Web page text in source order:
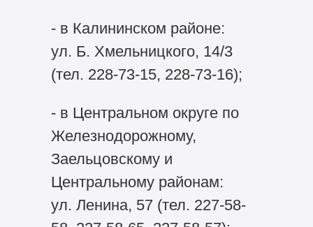
- в Калининском районе:
ул. Б. Хмельницкого, 14/3
(тел. 228-73-15, 228-73-16);
- в Центральном округе по
Железнодорожному,
Заельцовскому и
Центральному районам:
ул. Ленина, 57 (тел. 227-58-